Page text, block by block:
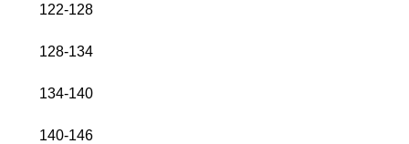
122-128
128-134
134-140
140-146